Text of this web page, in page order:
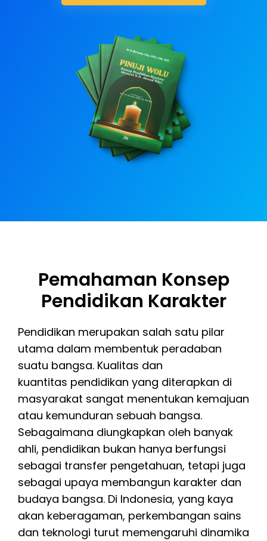
Pemahaman Konsep
Pendidikan Karakter
Pendidikan merupakan salah satu pilar
utama dalam membentuk peradaban
suatu bangsa. Kualitas dan
kuantitas pendidikan yang diterapkan di
masyarakat sangat menentukan kemajuan
atau kemunduran sebuah bangsa.
Sebagaimana diungkapkan oleh banyak
ahli, pendidikan bukan hanya berfungsi
sebagai transfer pengetahuan, tetapi juga
sebagai upaya membangun karakter dan
budaya bangsa. Di Indonesia, yang kaya
akan keberagaman, perkembangan sains
dan teknologi turut memengaruhi dinamika